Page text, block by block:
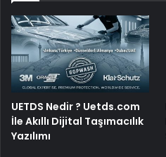
UETDS Nedir ? Uetds.com
İle Akıllı Dijital Taşımacılık
Yazılımı